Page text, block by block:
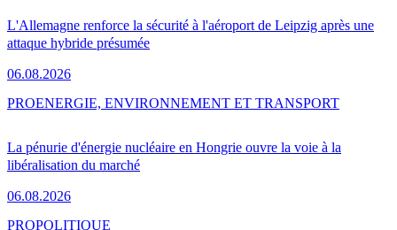
L'Allemagne renforce la sécurité à l'aéroport de Leipzig après une
attaque hybride présumée
06.08.2026
La pénurie d'énergie nucléaire en Hongrie ouvre la voie à la
libéralisation du marché
06.08.2026
PROENERGIE, ENVIRONNEMENT ET TRANSPORT
PROPOLITIQUE